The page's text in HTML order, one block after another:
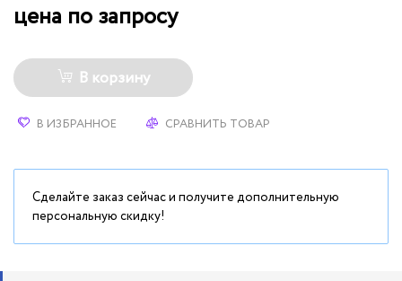
цена по запросу
В корзину
В ИЗБРАННОЕ СРАВНИТЬ ТОВАР
Сделайте заказ сейчас и получите дополнительную
персональную скидку!